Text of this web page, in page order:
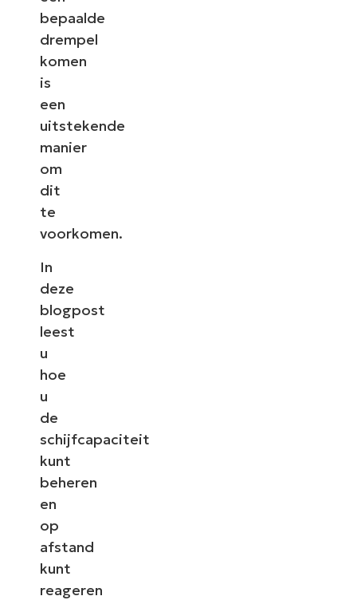
bepaalde
drempel
komen
is
een
uitstekende
manier
om
dit
te
voorkomen.
In
deze
blogpost
leest
u
hoe
u
de
schijfcapaciteit
kunt
beheren
en
op
afstand
kunt
reageren